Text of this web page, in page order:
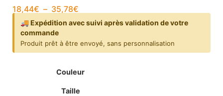
18,44€ – 35,78€
🚚 Expédition avec suivi après validation de votre
commande
Produit prêt à être envoyé, sans personnalisation
Couleur
Taille